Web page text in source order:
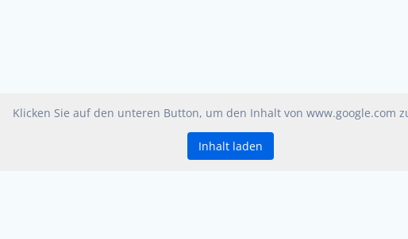
Klicken Sie auf den unteren Button, um den Inhalt von www.google.com
Inhalt laden